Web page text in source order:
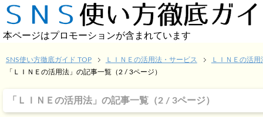
本ページはプロモーションが含まれています
SNS使い方徹底ガイド TOP ＬＩＮＥの活用法・サービス
ＬＩＮＥの活用
「ＬＩＮＥの活用法」の記事一覧（2 / 3ページ）
「ＬＩＮＥの活用法」の記事一覧（2 / 3ページ）